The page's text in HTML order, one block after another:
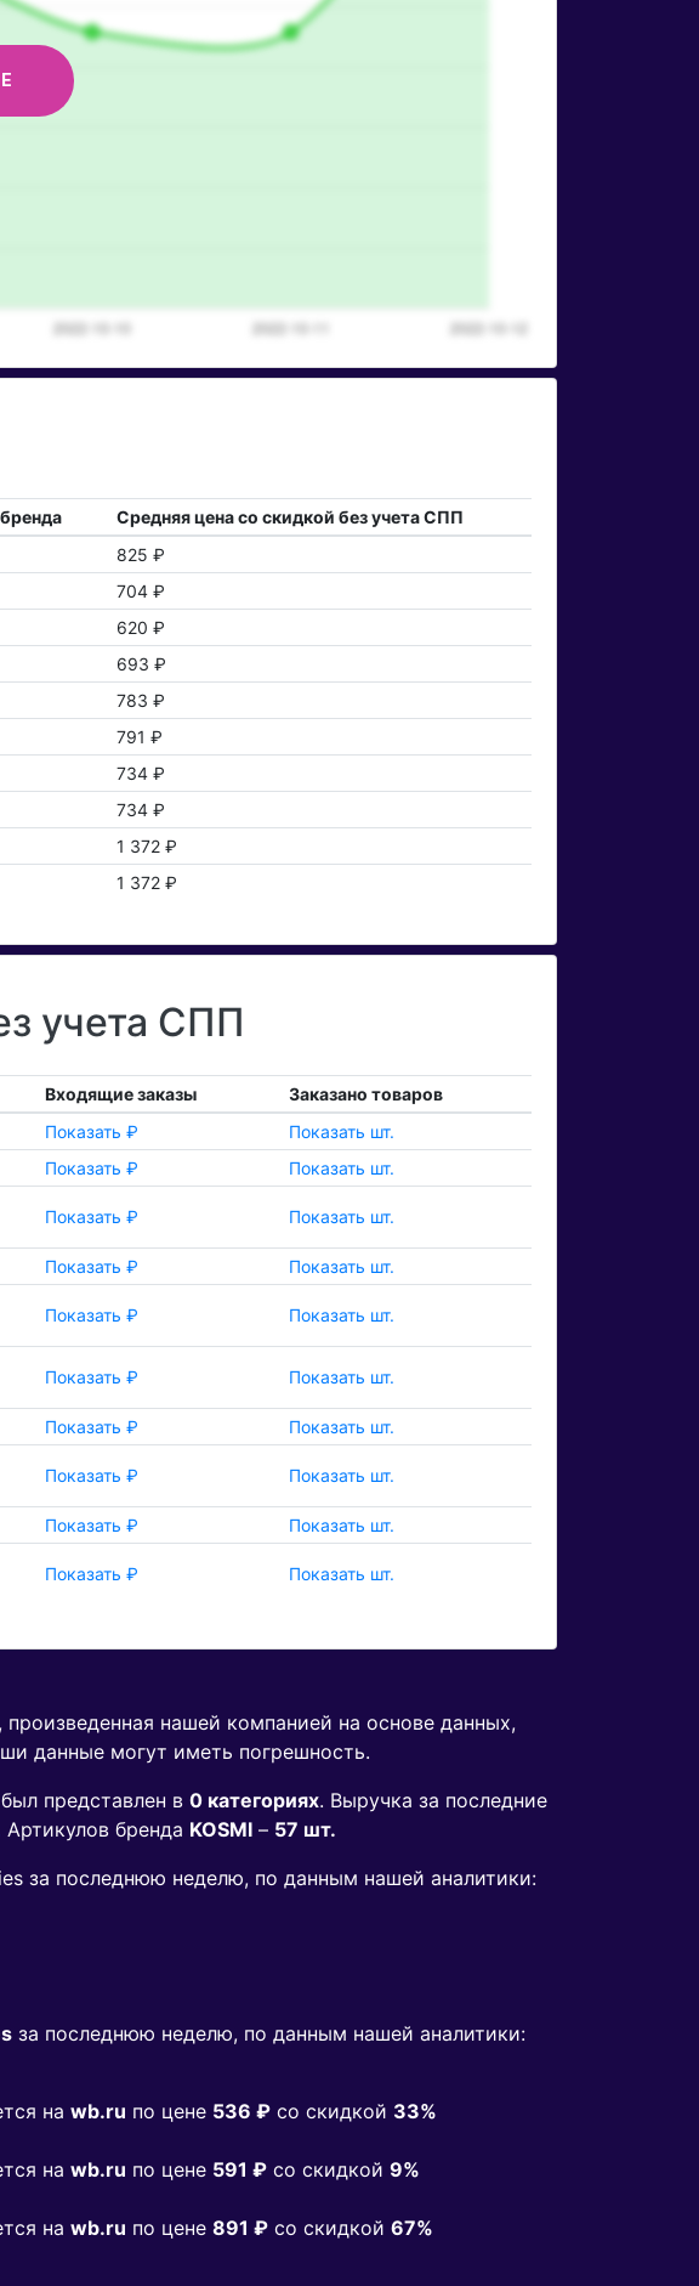
Средняя цена со скидкой без учета СПП
825 ₽
704 ₽
620 ₽
693 ₽
783 ₽
791 ₽
734 ₽
734 ₽
1 372 ₽
1 372 ₽
учета СПП
Входящие заказы
Заказано товаров
Показать ₽
Показать шт.
Показать ₽
Показать шт.
Показать ₽ Показать шт.
Показать ₽
Показать шт.
Показать ₽ Показать шт.
Показать ₽ Показать шт.
Показать ₽
Показать шт.
Показать ₽ Показать шт.
Показать ₽
Показать шт.
Показать ₽ Показать шт.
, произведенная нашей компанией на основе данных,
данные могут иметь погрешность.
был представлен в 0 категориях. Выручка за последние
Артикулов бренда KOSMI – 57 шт.
за последнюю неделю, по данным нашей аналитики:
за последнюю неделю, по данным нашей аналитики:
на wb.ru по цене 536 ₽ co скидкой 33%
на wb.ru по цене 591 ₽ co скидкой 9%
на wb.ru по цене 891 ₽ co скидкой 67%